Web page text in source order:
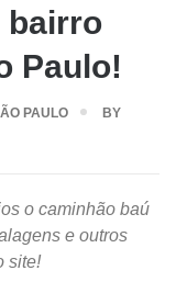
bairro
Paulo!
PAULO
BY
o caminhão baú
e outros
site!